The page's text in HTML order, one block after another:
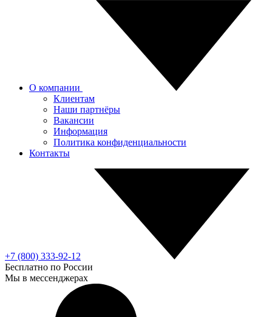
О компании
Клиентам
Наши партнёры
Вакансии
Информация
Политика конфиденциальности
Контакты
+7 (800) 333-92-12
Бесплатно по России
Мы в мессенджерах